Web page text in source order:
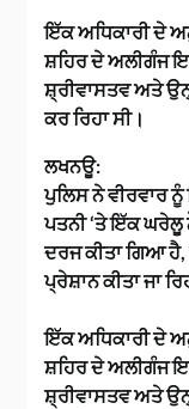
ਇੱਕ ਅਧਿਕਾਰੀ ਦੇ
ਸ਼ਹਿਰ ਦੇ ਅਲੀਗੰਜ
ਸ਼੍ਰੀਵਾਸਤਵ ਅਤੇ
ਕਰ ਰਿਹਾ ਸੀ।
ਲਖਨਊ:
ਪੁਲਿਸ ਨੇ ਵੀਰਵਾਰ
ਪਤਨੀ ‘ਤੇ ਇੱਕ ਘਰੇਲੂ
ਦਰਜ ਕੀਤਾ ਗਿਆ
ਪ੍ਰੇਸ਼ਾਨ ਕੀਤਾ ਜਾ
ਇੱਕ ਅਧਿਕਾਰੀ ਦੇ
ਸ਼ਹਿਰ ਦੇ ਅਲੀਗੰਜ
ਸ਼੍ਰੀਵਾਸਤਵ ਅਤੇ